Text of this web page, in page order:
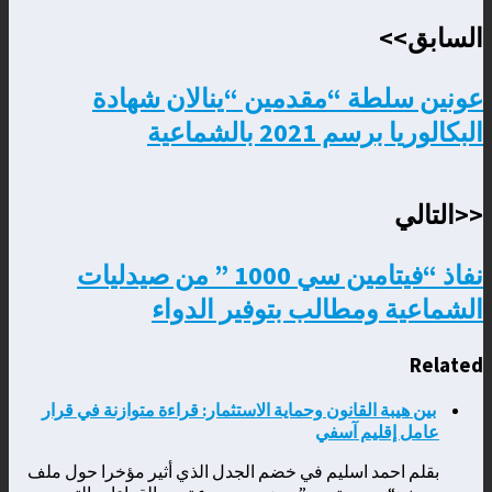
السابق>>
عونين سلطة “مقدمين “ينالان شهادة
البكالوريا برسم 2021 بالشماعية
<<التالي
نفاذ “فيتامين سي 1000 ” من صيدليات
الشماعية ومطالب بتوفير الدواء
Related
بين هيبة القانون وحماية الاستثمار: قراءة متوازنة في قرار
عامل إقليم آسفي
بقلم احمد اسليم في خضم الجدل الذي أثير مؤخرا حول ملف